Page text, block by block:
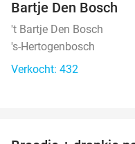
Bartje Den Bosch
't Bartje Den Bosch
's-Hertogenbosch
Verkocht: 432